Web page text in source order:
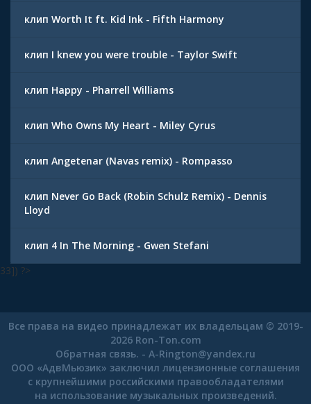
клип Worth It ft. Kid Ink - Fifth Harmony
клип I knew you were trouble - Taylor Swift
клип Happy - Pharrell Williams
клип Who Owns My Heart - Miley Cyrus
клип Angetenar (Navas remix) - Rompasso
клип Never Go Back (Robin Schulz Remix) - Dennis
Lloyd
клип 4 In The Morning - Gwen Stefani
33]) ?>
Все права на видео принадлежат их владельцам © 2019-
2026 Ron-Ton.com
Обратная связь. - A-Rington@yandex.ru
ООО «АдвМьюзик» заключил лицензионные соглашения
с крупнейшими российскими правообладателями
на использование музыкальных произведений.